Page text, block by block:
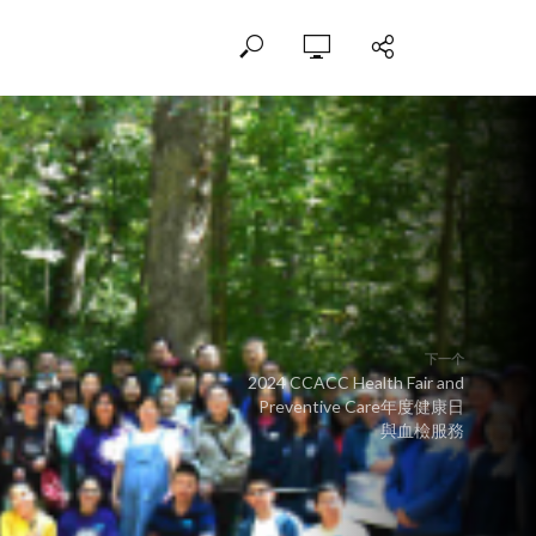
下一个
2024 CCACC Health Fair and
Preventive Care年度健康日
與血檢服務